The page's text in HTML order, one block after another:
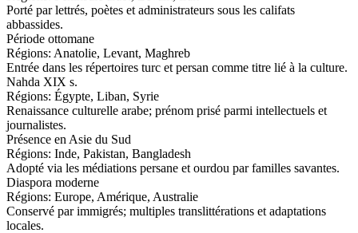
Porté par lettrés, poètes et administrateurs sous les califats
abbassides.
Période ottomane
Régions: Anatolie, Levant, Maghreb
Entrée dans les répertoires turc et persan comme titre lié à la culture.
Nahda XIX s.
Régions: Égypte, Liban, Syrie
Renaissance culturelle arabe; prénom prisé parmi intellectuels et
journalistes.
Présence en Asie du Sud
Régions: Inde, Pakistan, Bangladesh
Adopté via les médiations persane et ourdou par familles savantes.
Diaspora moderne
Régions: Europe, Amérique, Australie
Conservé par immigrés; multiples translittérations et adaptations
locales.